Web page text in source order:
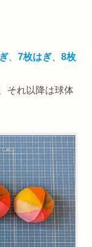
7枚はぎ
8枚
それ以降は球体